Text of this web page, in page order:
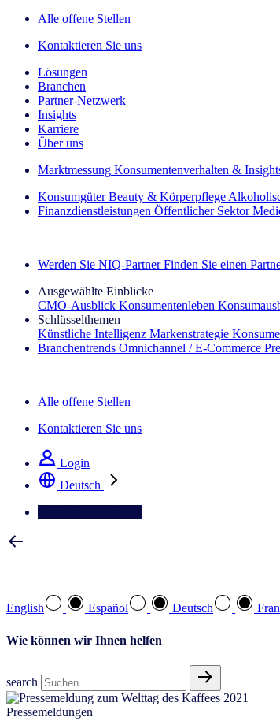
Alle offene Stellen
Kontaktieren Sie uns
Lösungen
Branchen
Partner-Netzwerk
Insights
Karriere
Über uns
Marktmessung Konsumentenverhalten &
Konsumgüter Beauty & Körperpflege
Finanzdienstleistungen Öffentlicher Sektor
Werden Sie NIQ-Partner Finden Sie einen
Ausgewählte Einblicke
CMO‑Ausblick Konsumentenleben
Schlüsselthemen
Künstliche Intelligenz Markenstrategie
Branchentrends Omnichannel / E‑Commerce
Alle offene Stellen
Kontaktieren Sie uns
Login
Deutsch
English Español Deutsch
Wie können wir Ihnen helfen
search
Pressemeldungen